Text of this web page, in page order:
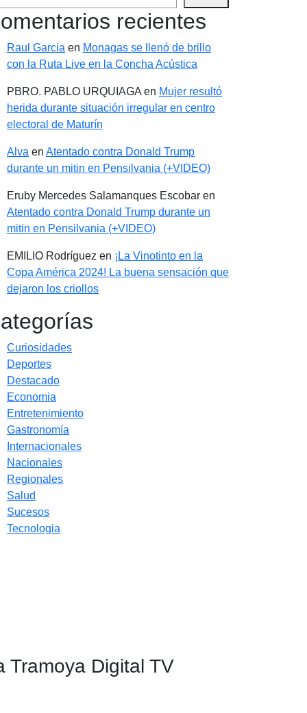
recientes
Raul Garcia en Monagas se llenó de brillo
con la Ruta Live en la Concha Acústica
PBRO. PABLO URQUIAGA en Mujer resultó
herida durante situación irregular en centro
electoral de Maturín
Alva en Atentado contra Donald Trump
durante un mitin en Pensilvania (+VIDEO)
Eruby Mercedes Salamanques Escobar en
Atentado contra Donald Trump durante un
mitin en Pensilvania (+VIDEO)
EMILIO Rodríguez en ¡La Vinotinto en la
Copa América 2024! La buena sensación que
dejaron los criollos
Curiosidades
Deportes
Destacado
Economia
Entretenimiento
Gastronomía
Internacionales
Nacionales
Regionales
Salud
Sucesos
Tecnologia
Tramoya Digital TV